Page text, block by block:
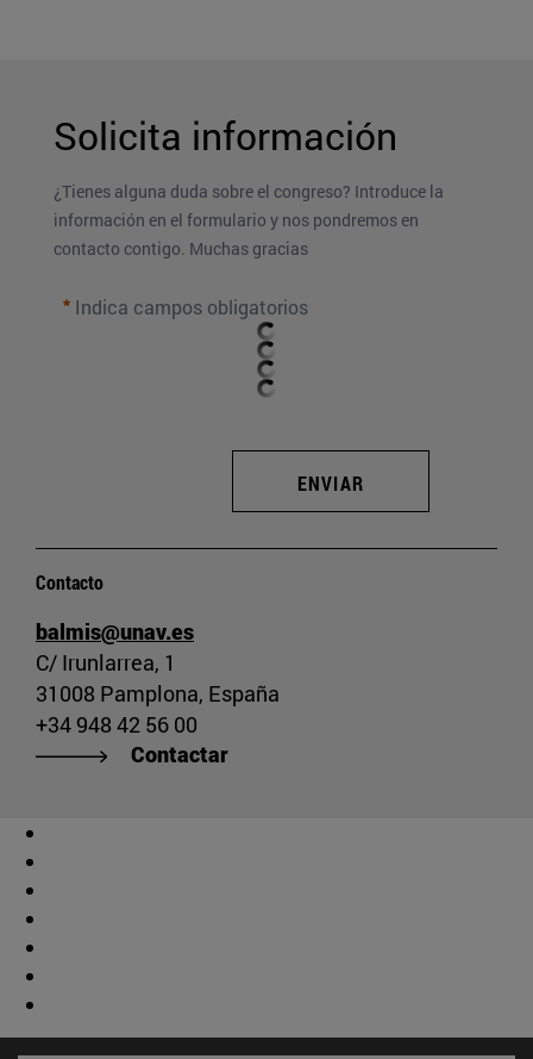
Solicita información
¿Tienes alguna duda sobre el congreso? Introduce la
información en el formulario y nos pondremos en
contacto contigo. Muchas gracias
Indica campos obligatorios
ENVIAR
Contacto
balmis@unav.es
C/ Irunlarrea, 1
31008 Pamplona, España
+34 948 42 56 00
Contactar